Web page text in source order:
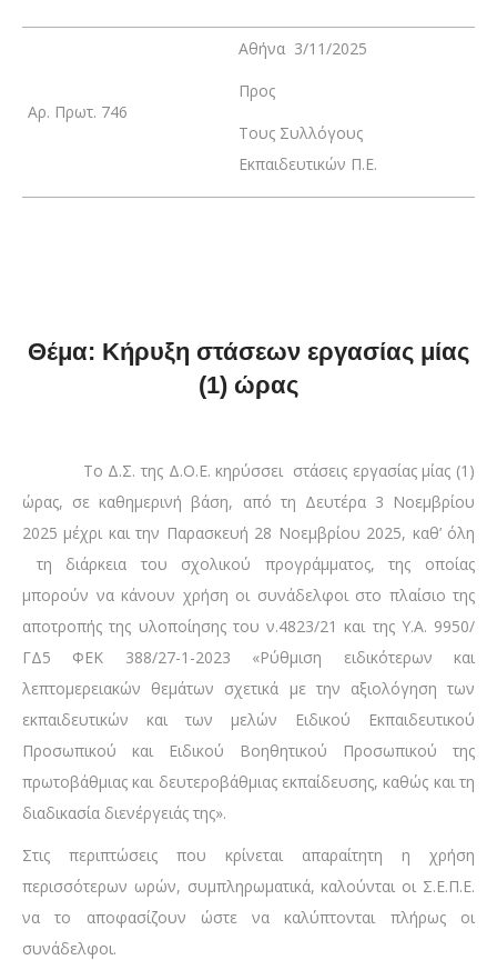
Αρ. Πρωτ. 746
Αθήνα 3/11/2025
Προς
Τους Συλλόγους
Εκπαιδευτικών Π.Ε.
Θέμα: Κήρυξη στάσεων εργασίας μίας
(1) ώρας
Το Δ.Σ. της Δ.Ο.Ε. κηρύσσει στάσεις εργασίας μίας (1)
ώρας, σε καθημερινή βάση, από τη Δευτέρα 3 Νοεμβρίου
2025 μέχρι και την Παρασκευή 28 Νοεμβρίου 2025, καθ’ όλη
τη διάρκεια του σχολικού προγράμματος, της οποίας
μπορούν να κάνουν χρήση οι συνάδελφοι στο πλαίσιο της
αποτροπής της υλοποίησης του ν.4823/21 και της Υ.Α. 9950/
ΓΔ5 ΦΕΚ 388/27-1-2023 «Ρύθμιση ειδικότερων και
λεπτομερειακών θεμάτων σχετικά με την αξιολόγηση των
εκπαιδευτικών και των μελών Ειδικού Εκπαιδευτικού
Προσωπικού και Ειδικού Βοηθητικού Προσωπικού της
πρωτοβάθμιας και δευτεροβάθμιας εκπαίδευσης, καθώς και τη
διαδικασία διενέργειάς της».
Στις περιπτώσεις που κρίνεται απαραίτητη η χρήση
περισσότερων ωρών, συμπληρωματικά, καλούνται οι Σ.Ε.Π.Ε.
να το αποφασίζουν ώστε να καλύπτονται πλήρως οι
συνάδελφοι.